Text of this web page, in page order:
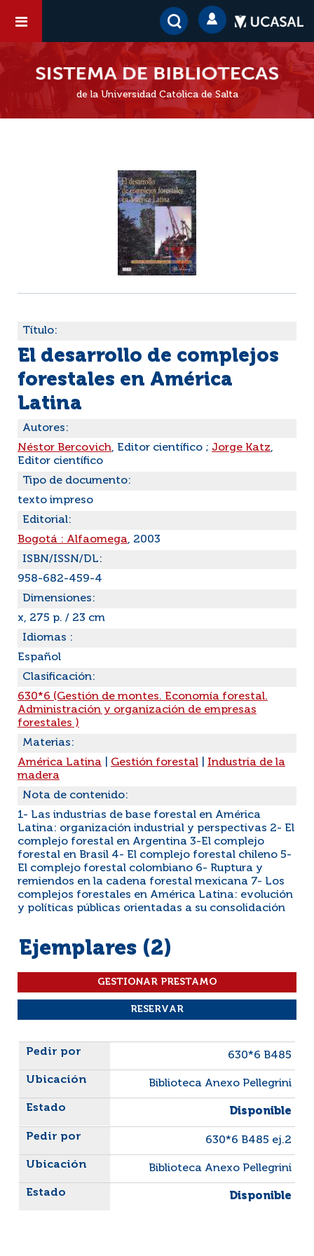
de la Universidad Católica de Salta
Título:
El desarrollo de complejos
forestales en América
Latina
Autores:
Néstor Bercovich, Editor científico ; Jorge Katz,
Editor científico
Tipo de documento:
texto impreso
Editorial:
Bogotá : Alfaomega, 2003
ISBN/ISSN/DL:
958-682-459-4
Dimensiones:
x, 275 p. / 23 cm
Idiomas :
Español
Clasificación:
630*6 (Gestión de montes. Economía forestal.
Administración y organización de empresas
forestales )
Materias:
América Latina
Gestión forestal
Industria de la
madera
Nota de contenido:
1- Las industrias de base forestal en América
Latina: organización industrial y perspectivas 2- El
complejo forestal en Argentina 3-El complejo
forestal en Brasil 4- El complejo forestal chileno 5-
El complejo forestal colombiano 6- Ruptura y
remiendos en la cadena forestal mexicana 7- Los
complejos forestales en América Latina: evolución
y políticas públicas orientadas a su consolidación
Ejemplares (2)
Liste des exemplaires
630*6 B485
Biblioteca Anexo Pellegrini
Disponible
630*6 B485 ej.2
Biblioteca Anexo Pellegrini
Disponible